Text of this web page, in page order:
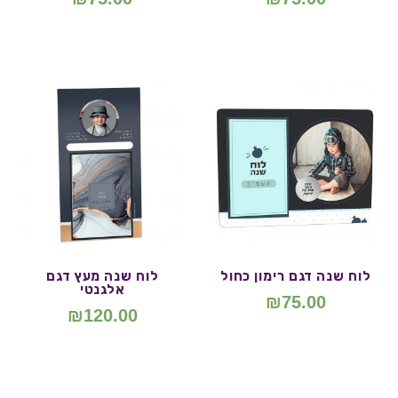
לוח שנה דגם רימון כחול
₪75.00
לוח שנה מעץ דגם
אלגנטי
₪120.00